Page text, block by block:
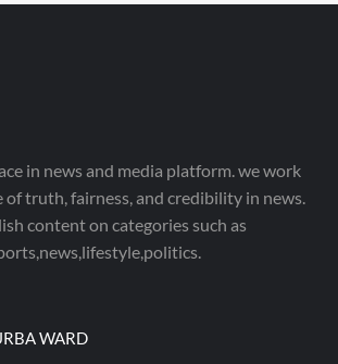
in news and media platform. we work
truth, fairness, and credibility in news.
content on categories such as
WARD